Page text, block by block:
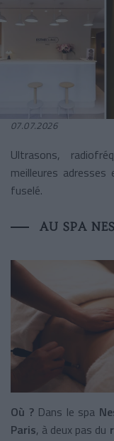
07.07.2026
Ultrasons,
meilleures
fuselé.
AU SPA
Où ?Dans le spa
Paris, à deux pas du